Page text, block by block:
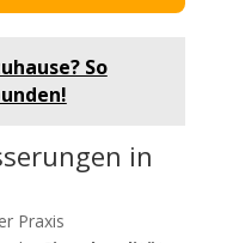
So
in
Praxis